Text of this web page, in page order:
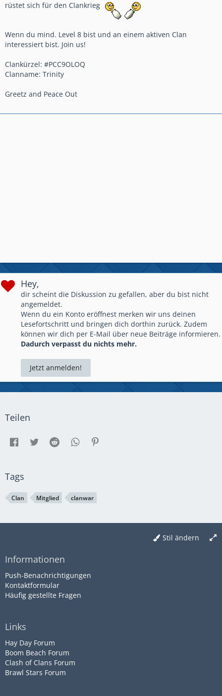
rüstet sich für den Clankrieg
Wenn du mind. Level 8 bist und an einem aktiven Clan
interessiert bist. Join us!
Clankürzel: #PCC9OLOQ
Clanname: Trinity
Greetz and Peace Out
Hey,
dir scheint die Diskussion zu gefallen, aber du bist nicht
angemeldet.
Wenn du ein Konto eröffnest merken wir uns deinen
Lesefortschritt und bringen dich dorthin zurück. Zudem
können wir dich per E-Mail über neue Beiträge informieren.
Dadurch verpasst du nichts mehr.
Jetzt anmelden!
Teilen
Tags
Clan Mitglied clanwar
Stil ändern
Informationen
Push-Benachrichtigungen
Kontaktformular
Häufig gestellte Fragen
Links
Hay Day Forum
Boom Beach Forum
Clash of Clans Forum
Brawl Stars Forum